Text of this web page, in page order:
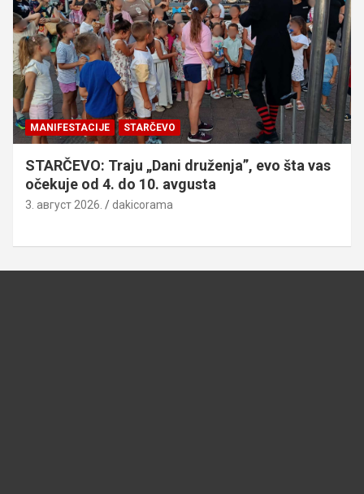
MANIFESTACIJE STARČEVO
STARČEVO: Traju „Dani druženja”, evo šta vas
očekuje od 4. do 10. avgusta
3. август 2026. dakicorama